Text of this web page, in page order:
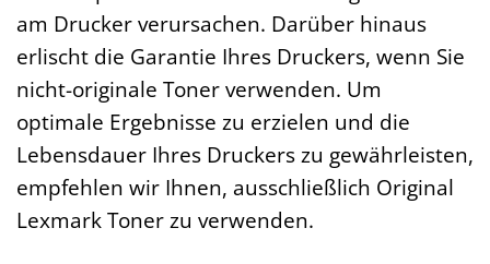
am Drucker verursachen. Darüber hinaus
erlischt die Garantie Ihres Druckers, wenn Sie
nicht-originale Toner verwenden. Um
optimale Ergebnisse zu erzielen und die
Lebensdauer Ihres Druckers zu gewährleisten,
empfehlen wir Ihnen, ausschließlich Original
Lexmark Toner zu verwenden.